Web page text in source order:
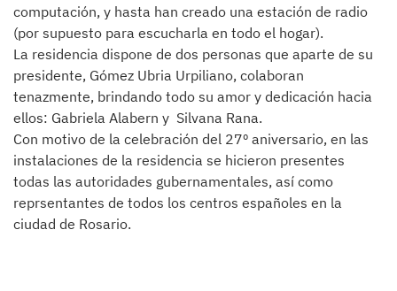
computación, y hasta han creado una estación de radio
(por supuesto para escucharla en todo el hogar).
La residencia dispone de dos personas que aparte de su
presidente, Gómez Ubria Urpiliano, colaboran
tenazmente, brindando todo su amor y dedicación hacia
ellos: Gabriela Alabern y Silvana Rana.
Con motivo de la celebración del 27º aniversario, en las
instalaciones de la residencia se hicieron presentes
todas las autoridades gubernamentales, así como
reprsentantes de todos los centros españoles en la
ciudad de Rosario.